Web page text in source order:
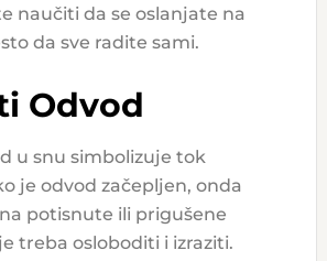
naučiti da se oslanjate na
da sve radite sami.
Odvod
u snu simbolizuje tok
je odvod začepljen, onda
potisnute ili prigušene
treba osloboditi i izraziti.